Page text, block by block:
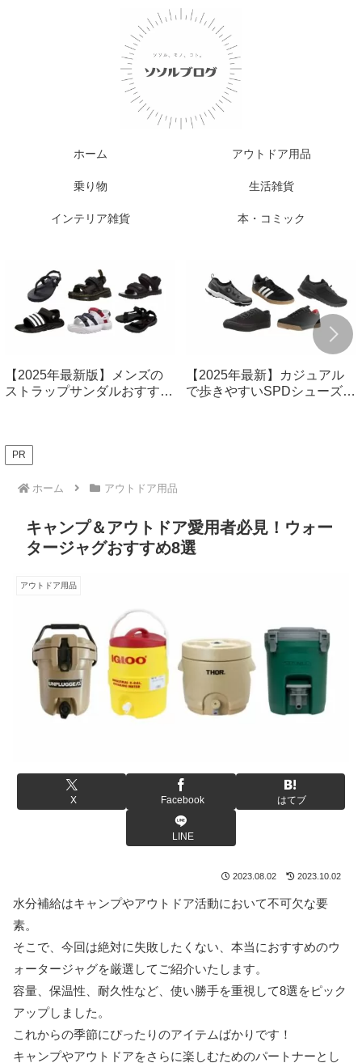
ホーム アウトドア用品
乗り物 生活雑貨
インテリア雑貨 本・コミック
【2025年最新版】メンズの
ストラップサンダルおすすめ
【2025年最新】カジュアル
で歩きやすいSPDシューズ厳
PR
ホーム アウトドア用品
キャンプ＆アウトドア愛用者必見！ウォー
タージャグおすすめ8選
アウトドア用品
X Facebook はてブ
LINE
2023.08.02 2023.10.02
水分補給はキャンプやアウトドア活動において不可欠な要
素。
そこで、今回は絶対に失敗したくない、本当におすすめのウ
ォータージャグを厳選してご紹介いたします。
容量、保温性、耐久性など、使い勝手を重視して8選をピック
アップしました。
これからの季節にぴったりのアイテムばかりです！
キャンプやアウトドアをさらに楽しむためのパートナーとし